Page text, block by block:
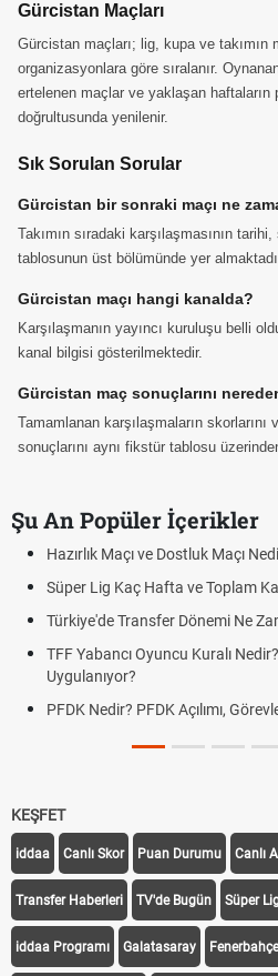
Gürcistan Maçları
Gürcistan maçları; lig, kupa ve takımın
organizasyonlara göre sıralanır.
ertelenen maçlar ve yaklaşan haftaların
doğrultusunda yenilenir.
Sık Sorulan Sorular
Gürcistan bir sonraki maçı ne
Takımın sıradaki karşılaşmasının
tablosunun üst bölümünde yer
Gürcistan maçı hangi kanalda?
Karşılaşmanın yayıncı kuruluşu belli
kanal bilgisi gösterilmektedir.
Gürcistan maç sonuçlarını
Tamamlanan karşılaşmaların
sonuçlarını aynı fikstür tablosu
Şu An Popüler İçerikler
Hazırlık Maçı ve Dostluk Maçı
Süper Lig Kaç Hafta ve Toplam
Türkiye'de Transfer Dönemi Ne
TFF Yabancı Oyuncu Kuralı
Uygulanıyor?
PFDK Nedir? PFDK Açılımı,
KEŞFET
iddaa Canlı Skor Puan Durumu Canlı
Transfer Haberleri TV'de Bugün Süper
iddaa Programı Galatasaray Fenerbahçe